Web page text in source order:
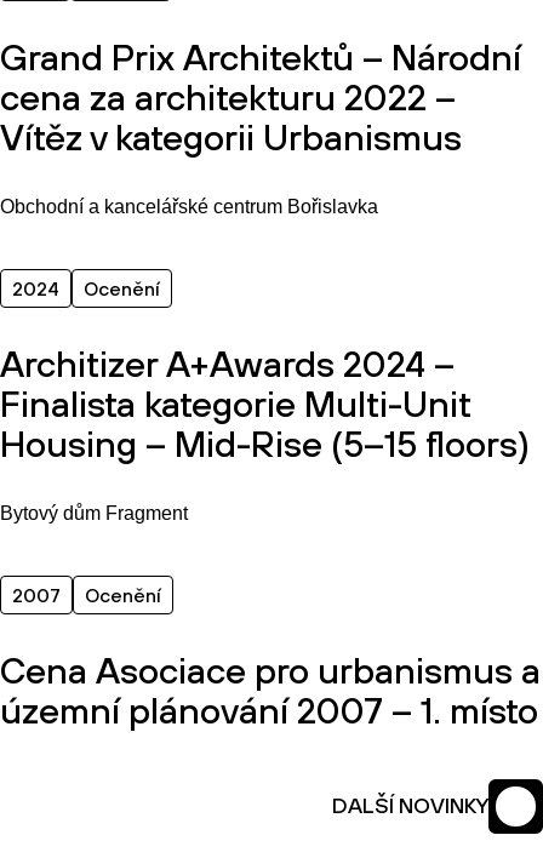
Grand Prix Architektů – Národní
cena za architekturu 2022 –
Vítěz v kategorii Urbanismus
Obchodní a kancelářské centrum Bořislavka
2024 Ocenění
Architizer A+Awards 2024 –
Finalista kategorie Multi-Unit
Housing – Mid-Rise (5–15 floors)
Bytový dům Fragment
2007 Ocenění
Cena Asociace pro urbanismus a
územní plánování 2007 – 1. místo
DALŠÍ NOVINKY